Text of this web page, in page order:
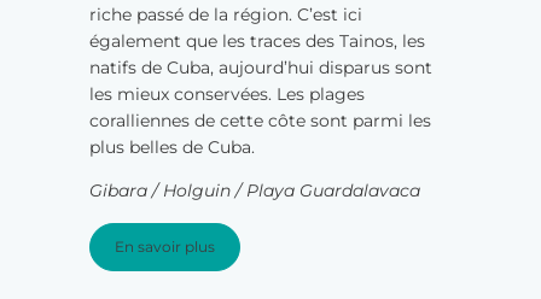
riche passé de la région. C’est ici
également que les traces des Tainos, les
natifs de Cuba, aujourd’hui disparus sont
les mieux conservées. Les plages
coralliennes de cette côte sont parmi les
plus belles de Cuba.
Gibara / Holguin / Playa Guardalavaca
En savoir plus